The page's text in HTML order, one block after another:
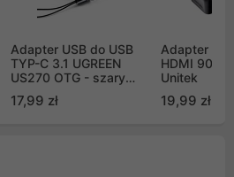
Adapter USB do USB
TYP-C 3.1 UGREEN
US270 OTG - szary
17,99 zł
Adapter
HDMI 90 i
Unitek
19,99 zł